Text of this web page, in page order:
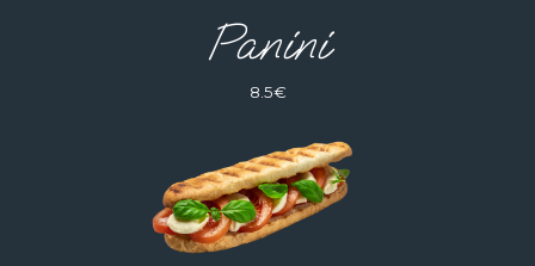
Panini
8.5€